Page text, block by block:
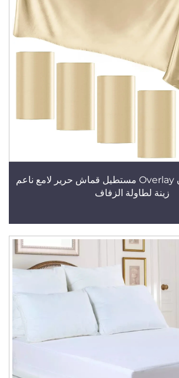
غطاء طاولة ساتان Overlay مستطيل قماش حرير لامع ناعم
زينة لطاولة الزفاف